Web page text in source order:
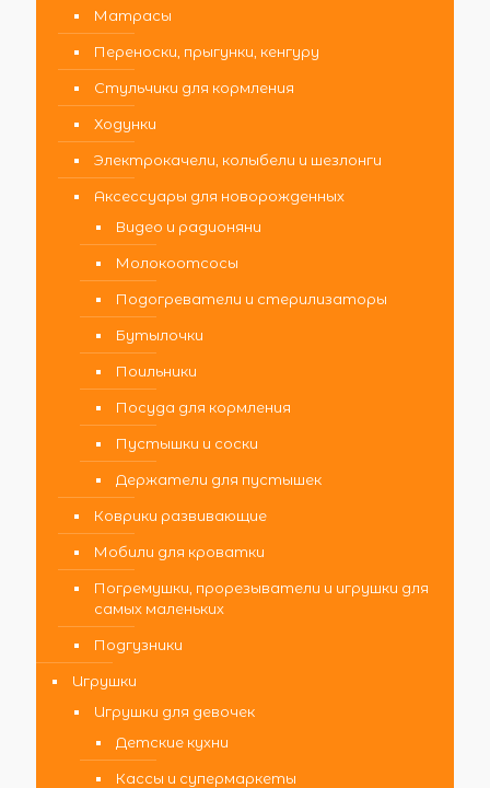
Матрасы
Переноски, прыгунки, кенгуру
Стульчики для кормления
Ходунки
Электрокачели, колыбели и шезлонги
Аксессуары для новорожденных
Видео и радионяни
Молокоотсосы
Подогреватели и стерилизаторы
Бутылочки
Поильники
Посуда для кормления
Пустышки и соски
Держатели для пустышек
Коврики развивающие
Мобили для кроватки
Погремушки, прорезыватели и игрушки для
самых маленьких
Подгузники
Игрушки
Игрушки для девочек
Детские кухни
Кассы и супермаркеты